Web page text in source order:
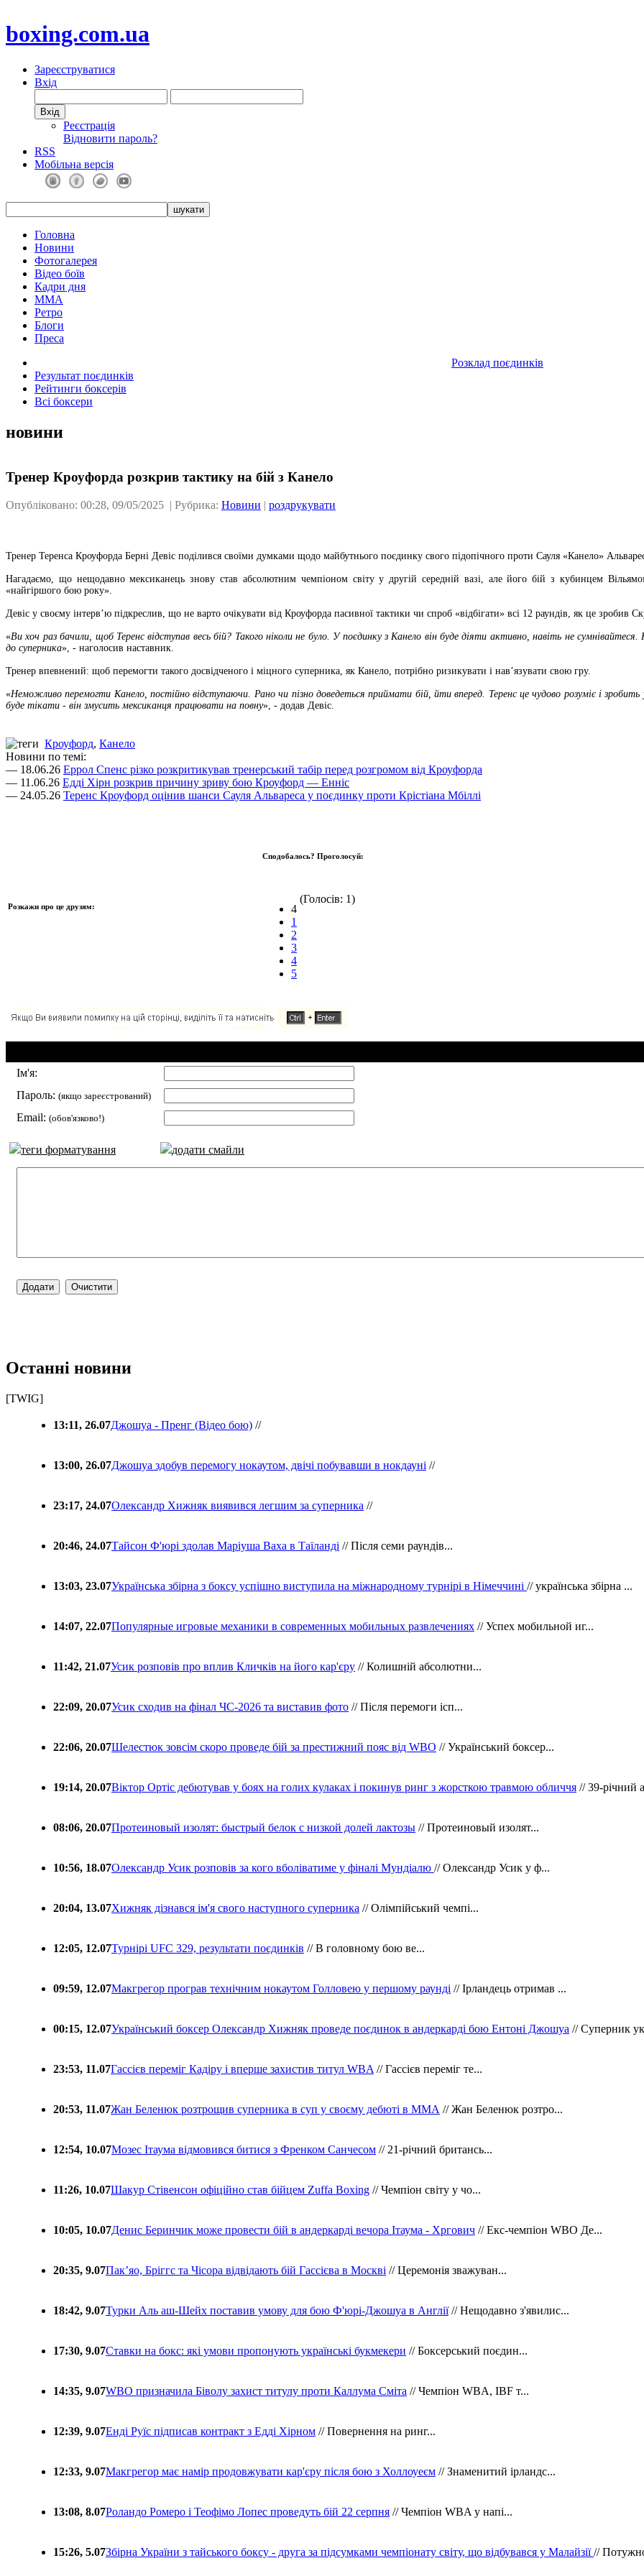
boxing.com.ua
Зареєструватися
Вхід
Реєстрація
Відновити пароль?
RSS
Мобільна версія
Головна
Новини
Фотогалерея
Відео боїв
Кадри дня
ММА
Ретро
Блоги
Преса
Розклад поєдинків
Результат поєдинків
Рейтинги боксерів
Всі боксери
новини
Тренер Кроуфорда розкрив тактику на бій з Канело
Опубліковано: 00:28, 09/05/2025 | Рубрика: Новини | роздрукувати
Тренер Теренса Кроуфорда Берні Девіс поділився своїми думками щодо майбутнього поєдинку свого підопічного проти Сауля «Канело»
Нагадаємо, що нещодавно мексиканець знову став абсолютним чемпіоном світу у другій середній вазі, але його бій з кубинцем
«найгіршого бою року».
Девіс у своєму інтерв’ю підкреслив, що не варто очікувати від Кроуфорда пасивної тактики чи спроб «відбігати» всі 12 раундів, як це зробив
«Ви хоч раз бачили, щоб Теренс відступав весь бій? Такого ніколи не було. У поєдинку з Канело він буде діяти активно, навіть не
до суперника», - наголосив наставник.
Тренер впевнений: щоб перемогти такого досвідченого і міцного суперника, як Канело, потрібно ризикувати і нав’язувати свою гру.
«Неможливо перемогти Канело, постійно відступаючи. Рано чи пізно доведеться приймати бій, йти вперед. Теренс це чудово розуміє і
буде тікати - він змусить мексиканця працювати на повну», - додав Девіс.
Кроуфорд, Канело
Новини по темі:
— 18.06.26 Еррол Спенс різко розкритикував тренерський табір перед розгромом від Кроуфорда
— 11.06.26 Едді Хірн розкрив причину зриву бою Кроуфорд — Енніс
— 24.05.26 Теренс Кроуфорд оцінив шанси Сауля Альвареса у поєдинку проти Крістіана Мбіллі
Розкажи про це друзям:
Сподобалось? Проголосуй:
4
1
2
3
4
5
(Голосів: 1)
Ім'я:
Пароль: (якщо зареєстрований)
Email: (обов'язково!)
теги форматування додати смайли
Останні новини
[TWIG]
13:11, 26.07Джошуа - Пренг (Відео бою) //
13:00, 26.07Джошуа здобув перемогу нокаутом, двічі побувавши в нокдауні //
23:17, 24.07Олександр Хижняк виявився легшим за суперника //
20:46, 24.07Тайсон Ф'юрі здолав Маріуша Ваха в Таїланді // Після семи раундів...
13:03, 23.07Українська збірна з боксу успішно виступила на міжнародному турнірі в Німеччині // українська збірна ...
14:07, 22.07Популярные игровые механики в современных мобильных развлечениях // Успех мобильной иг...
11:42, 21.07Усик розповів про вплив Кличків на його кар'єру // Колишній абсолютни...
22:09, 20.07Усик сходив на фінал ЧС-2026 та виставив фото // Після перемоги ісп...
22:06, 20.07Шелестюк зовсім скоро проведе бій за престижний пояс від WBO // Український боксер...
19:14, 20.07Віктор Ортіс дебютував у боях на голих кулаках і покинув ринг з жорсткою травмою обличчя // 39-річний
08:06, 20.07Протеиновый изолят: быстрый белок с низкой долей лактозы // Протеиновый изолят...
10:56, 18.07Олександр Усик розповів за кого вболіватиме у фіналі Мундіалю // Олександр Усик у ф...
20:04, 13.07Хижняк дізнався ім'я свого наступного суперника // Олімпійський чемпі...
12:05, 12.07Турнірі UFC 329, результати поєдинків // В головному бою ве...
09:59, 12.07Макгрегор програв технічним нокаутом Голловею у першому раунді // Ірландець отримав ...
00:15, 12.07Український боксер Олександр Хижняк проведе поєдинок в андеркарді бою Ентоні Джошуа // Суперник
23:53, 11.07Гассієв переміг Кадіру і вперше захистив титул WBA // Гассієв переміг те...
20:53, 11.07Жан Беленюк розтрощив суперника в суп у своєму дебюті в ММА // Жан Беленюк розтро...
12:54, 10.07Мозес Ітаума відмовився битися з Френком Санчесом // 21-річний британсь...
11:26, 10.07Шакур Стівенсон офіційно став бійцем Zuffa Boxing // Чемпіон світу у чо...
10:05, 10.07Денис Беринчик може провести бій в андеркарді вечора Ітаума - Хргович // Екс-чемпіон WBO Де...
20:35, 9.07Пакʼяо, Бріггс та Чісора відвідають бій Гассієва в Москві // Церемонія зважуван...
18:42, 9.07Турки Аль аш-Шейх поставив умову для бою Ф'юрі-Джошуа в Англії// Нещодавно з'явилис...
17:30, 9.07Ставки на бокс: які умови пропонують українські букмекери // Боксерський поєдин...
14:35, 9.07WBO призначила Біволу захист титулу проти Каллума Сміта // Чемпіон WBA, IBF т...
12:39, 9.07Енді Руїс підписав контракт з Едді Хірном // Повернення на ринг...
12:33, 9.07Макгрегор має намір продовжувати кар'єру після бою з Холлоуеєм // Знаменитий ірландс...
13:08, 8.07Роландо Ромеро і Теофімо Лопес проведуть бій 22 серпня // Чемпіон WBA у напі...
15:26, 5.07Збірна України з тайського боксу - друга за підсумками чемпіонату світу, що відбувався у Малайзії//